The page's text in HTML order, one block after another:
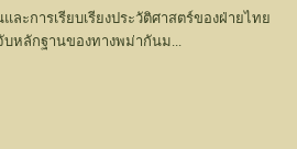
ะการเรียบเรียงประวัติศาสตร์ของฝ่ายไทย
บหลักฐานของทางพม่ากันม...